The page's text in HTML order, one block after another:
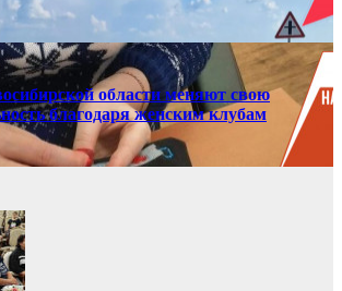
области меняют свою
благодаря женским клубам